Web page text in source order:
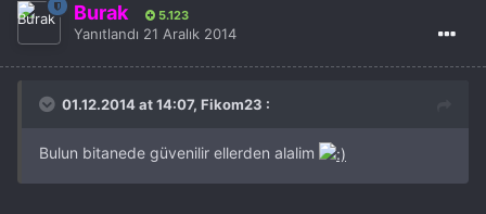
Burak 5.123
Yanıtlandı 21 Aralık 2014
01.12.2014 at 14:07, Fikom23 :
Bulun bitanede güvenilir ellerden alalim